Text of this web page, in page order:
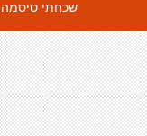
שכחתי סיסמה